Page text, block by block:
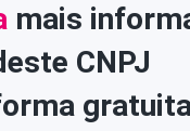
mais
CNPJ
gratuita